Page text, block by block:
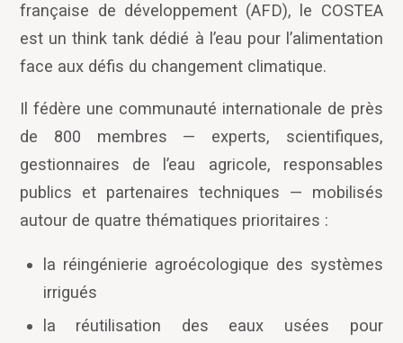
française de développement (AFD), le COSTEA
est un think tank dédié à l ’eau pour l ’alimentation
face aux défis du changement climatique.
Il fédère une communauté internationale de près
de 800 membres — experts, scientifiques,
gestionnaires de l’eau agricole, responsables
publics et partenaires techniques — mobilisés
autour de quatre thématiques prioritaires :
la réingénierie agroécologique des systèmes
irrigués
la réutilisation des eaux usées pour